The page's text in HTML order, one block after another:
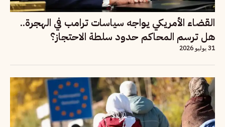
القضاء الأمريكي يواجه سياسات ترامب في الهجرة..
هل ترسم المحاكم حدود سلطة الاحتجاز؟
31 يوليو 2026